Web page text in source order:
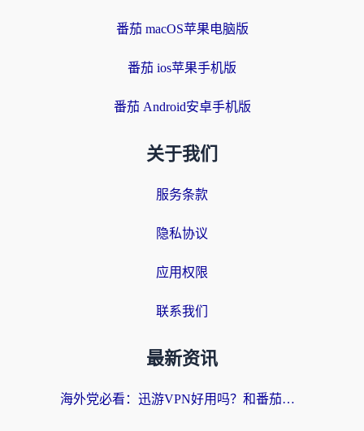
番茄 macOS苹果电脑版
番茄 ios苹果手机版
番茄 Android安卓手机版
关于我们
服务条款
隐私协议
应用权限
联系我们
最新资讯
海外党必看：迅游VPN好用吗？和番茄加速器VPN对比哪个回国效果更好？